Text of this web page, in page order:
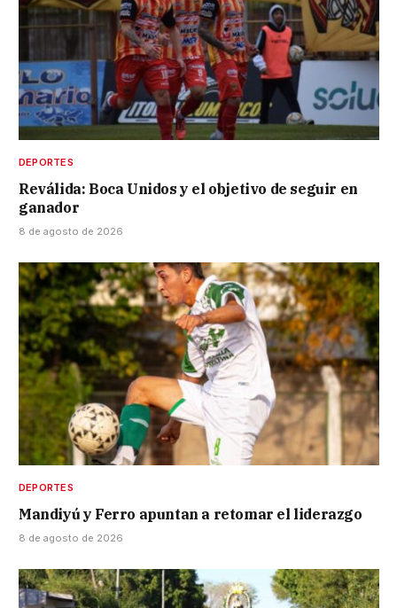
DEPORTES
Reválida: Boca Unidos y el objetivo de seguir en
ganador
8 de agosto de 2026
DEPORTES
Mandiyú y Ferro apuntan a retomar el liderazgo
8 de agosto de 2026